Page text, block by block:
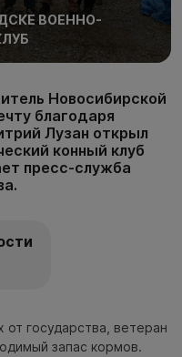
ВОЕННО-
Новосибирской
благодаря
Лузан открыл
конный клуб
пресс-служба
государства, ветеран
запас кормов.